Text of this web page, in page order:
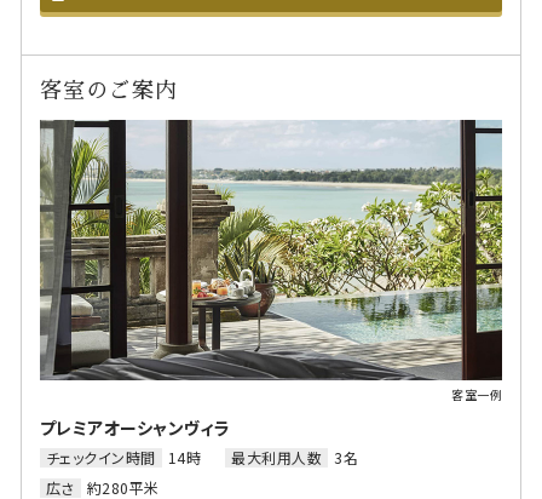
客室のご案内
客室一例
プレミアオーシャンヴィラ
チェックイン時間 14時 最大利用人数
3名
広さ
約280平米